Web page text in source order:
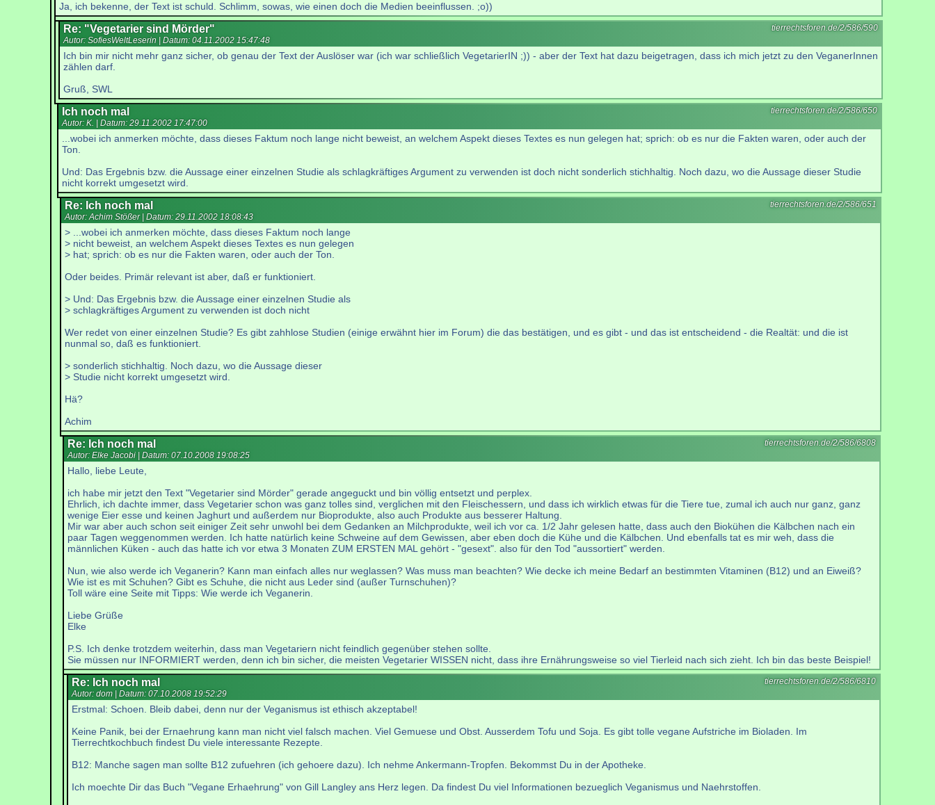
Ja, ich bekenne, der Text ist schuld. Schlimm, sowas, wie einen doch die Medien beeinflussen. ;o))
tierrechtsforen.de/2/586/590
Re: "Vegetarier sind Mörder"
Autor: SofiesWeltLeserin | Datum: 04.11.2002 15:47:48
Ich bin mir nicht mehr ganz sicher, ob genau der Text der Auslöser war (ich war schließlich VegetarierIN ;)) - aber der Text hat dazu beigetragen, dass ich mich jetzt zu den VeganerInnen
zählen darf.
Gruß, SWL
tierrechtsforen.de/2/586/650
Ich noch mal
Autor: K. | Datum: 29.11.2002 17:47:00
...wobei ich anmerken möchte, dass dieses Faktum noch lange nicht beweist, an welchem Aspekt dieses Textes es nun gelegen hat; sprich: ob es nur die Fakten waren, oder auch der
Ton.
Und: Das Ergebnis bzw. die Aussage einer einzelnen Studie als schlagkräftiges Argument zu verwenden ist doch nicht sonderlich stichhaltig. Noch dazu, wo die Aussage dieser Studie
nicht korrekt umgesetzt wird.
tierrechtsforen.de/2/586/651
Re: Ich noch mal
Autor: Achim Stößer | Datum: 29.11.2002 18:08:43
> ...wobei ich anmerken möchte, dass dieses Faktum noch lange
> nicht beweist, an welchem Aspekt dieses Textes es nun gelegen
> hat; sprich: ob es nur die Fakten waren, oder auch der Ton.
Oder beides. Primär relevant ist aber, daß er funktioniert.
> Und: Das Ergebnis bzw. die Aussage einer einzelnen Studie als
> schlagkräftiges Argument zu verwenden ist doch nicht
Wer redet von einer einzelnen Studie? Es gibt zahhlose Studien (einige erwähnt hier im Forum) die das bestätigen, und es gibt - und das ist entscheidend - die Realtät: und die ist
nunmal so, daß es funktioniert.
> sonderlich stichhaltig. Noch dazu, wo die Aussage dieser
> Studie nicht korrekt umgesetzt wird.
Hä?
Achim
tierrechtsforen.de/2/586/6808
Re: Ich noch mal
Autor: Elke Jacobi | Datum: 07.10.2008 19:08:25
Hallo, liebe Leute,
ich habe mir jetzt den Text "Vegetarier sind Mörder" gerade angeguckt und bin völlig entsetzt und perplex.
Ehrlich, ich dachte immer, dass Vegetarier schon was ganz tolles sind, verglichen mit den Fleischessern, und dass ich wirklich etwas für die Tiere tue, zumal ich auch nur ganz, ganz
wenige Eier esse und keinen Jaghurt und außerdem nur Bioprodukte, also auch Produkte aus besserer Haltung.
Mir war aber auch schon seit einiger Zeit sehr unwohl bei dem Gedanken an Milchprodukte, weil ich vor ca. 1/2 Jahr gelesen hatte, dass auch den Biokühen die Kälbchen nach ein
paar Tagen weggenommen werden. Ich hatte natürlich keine Schweine auf dem Gewissen, aber eben doch die Kühe und die Kälbchen. Und ebenfalls tat es mir weh, dass die
männlichen Küken - auch das hatte ich vor etwa 3 Monaten ZUM ERSTEN MAL gehört - "gesext". also für den Tod "aussortiert" werden.
Nun, wie also werde ich Veganerin? Kann man einfach alles nur weglassen? Was muss man beachten? Wie decke ich meine Bedarf an bestimmten Vitaminen (B12) und an Eiweiß?
Wie ist es mit Schuhen? Gibt es Schuhe, die nicht aus Leder sind (außer Turnschuhen)?
Toll wäre eine Seite mit Tipps: Wie werde ich Veganerin.
Liebe Grüße
Elke
P.S. Ich denke trotzdem weiterhin, dass man Vegetariern nicht feindlich gegenüber stehen sollte.
Sie müssen nur INFORMIERT werden, denn ich bin sicher, die meisten Vegetarier WISSEN nicht, dass ihre Ernährungsweise so viel Tierleid nach sich zieht. Ich bin das beste Beispiel!
tierrechtsforen.de/2/586/6810
Re: Ich noch mal
Autor: dom | Datum: 07.10.2008 19:52:29
Erstmal: Schoen. Bleib dabei, denn nur der Veganismus ist ethisch akzeptabel!
Keine Panik, bei der Ernaehrung kann man nicht viel falsch machen. Viel Gemuese und Obst. Ausserdem Tofu und Soja. Es gibt tolle vegane Aufstriche im Bioladen. Im
Tierrechtkochbuch findest Du viele interessante Rezepte.
B12: Manche sagen man sollte B12 zufuehren (ich gehoere dazu). Ich nehme Ankermann-Tropfen. Bekommst Du in der Apotheke.
Ich moechte Dir das Buch "Vegane Erhaehrung" von Gill Langley ans Herz legen. Da findest Du viel Informationen bezueglich Veganismus und Naehrstoffen.